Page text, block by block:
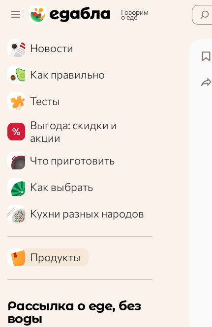
Говорим
о еде
Новости
Как правильно
Тесты
Выгода: скидки и
акции
Что приготовить
Как выбрать
Кухни разных народов
Продукты
Рассылка о еде, без
воды